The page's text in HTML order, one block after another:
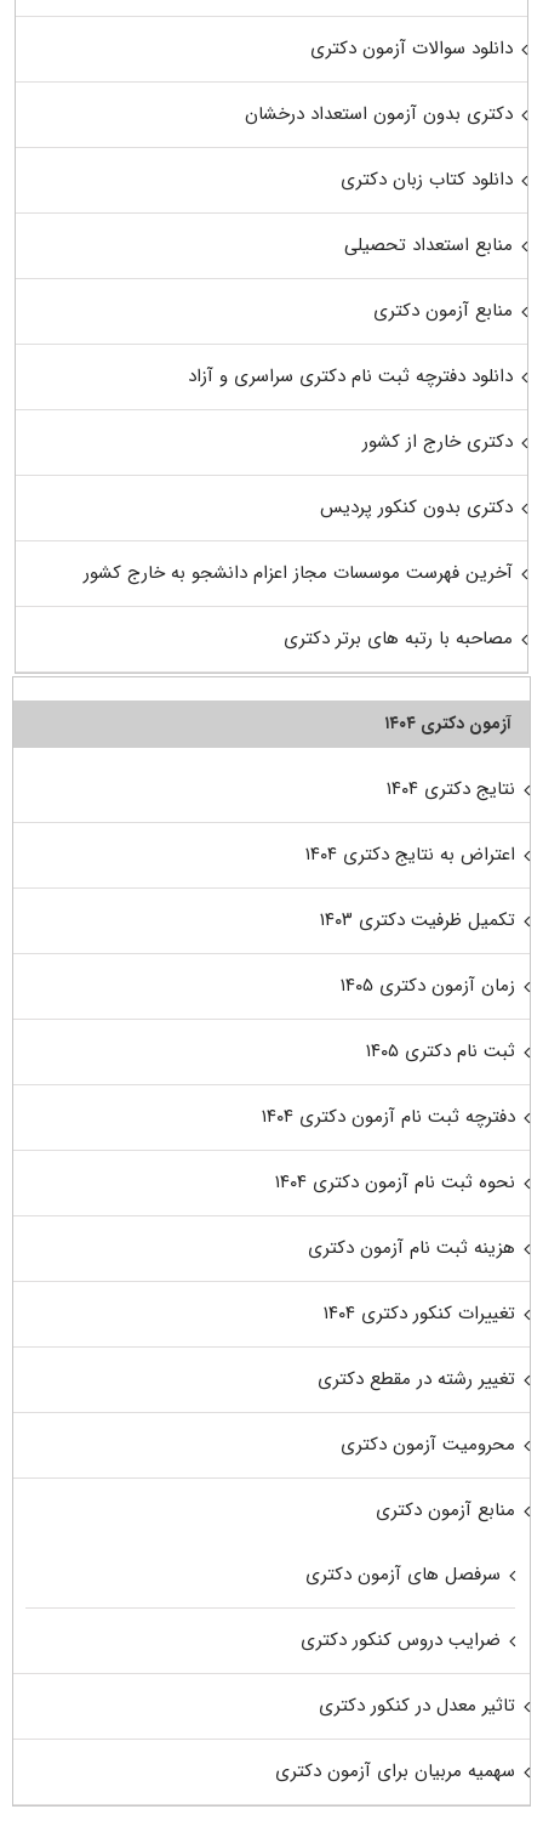
دانلود سوالات آزمون دکتری
دکتری بدون آزمون استعداد درخشان
دانلود کتاب زبان دکتری
منابع استعداد تحصیلی
منابع آزمون دکتری
دانلود دفترچه ثبت نام دکتری سراسری و آزاد
دکتری خارج از کشور
دکتری بدون کنکور پردیس
آخرین فهرست موسسات مجاز اعزام دانشجو به خارج کشور
مصاحبه با رتبه های برتر دکتری
آزمون دکتری ۱۴۰۴
نتایج دکتری ۱۴۰۴
اعتراض به نتایج دکتری ۱۴۰۴
تکمیل ظرفیت دکتری ۱۴۰۳
زمان آزمون دکتری ۱۴۰۵
ثبت نام دکتری ۱۴۰۵
دفترچه ثبت نام آزمون دکتری ۱۴۰۴
نحوه ثبت نام آزمون دکتری ۱۴۰۴
هزینه ثبت نام آزمون دکتری
تغییرات کنکور دکتری ۱۴۰۴
تغییر رشته در مقطع دکتری
محرومیت آزمون دکتری
منابع آزمون دکتری
سرفصل های آزمون دکتری
ضرایب دروس کنکور دکتری
تاثیر معدل در کنکور دکتری
سهمیه مربیان برای آزمون دکتری